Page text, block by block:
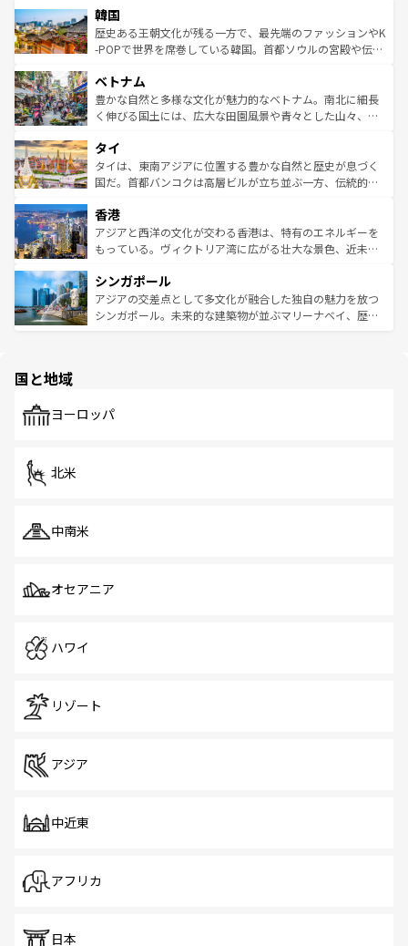
ワイを、存分に味わってほしい。 なお、新着のハワイ情報
はコンテンツ一覧を参照してほしい。
いる。アクティビティも充実しており、サーフィンやダイ
ビング、ハイキングなど、アウトドア好きにはたまらな
い。オーストラリアの多彩な魅力を存分に味わいつくそ
参照してほしい。
ン）、静ひつな山岳地帯である台湾東部など、都市の喧騒
と山間の静けさが共存しており、訪れる人に新しい発見と
驚きをもたらしてくれる。また、奥深い台湾の食文化も魅
容にもいいと評判のスイーツなど、バラエティ豊かな料理
が味わえる。 なお、新着の台湾情報は コンテンツ一覧を参
照してほしい。
韓国
歴史ある王朝文化が残る一方で、最先端のファッションやK
-POPで世界を席巻している韓国。首都ソウルの宮殿や伝統
き、地方に足を延ばせば四季折々の自然美を楽しむことが
できる。そして、キムチや焼肉、絶品のストリートフード
まで、さまざまな韓国料理が待っている。夜には、韓国な
リティに包まれながら、韓国の多彩な魅力を心ゆくまで味
わってみてほしい。 なお、新着の韓国情報はコンテンツ一
覧を参照してほしい。
ベトナム
豊かな自然と多様な文化が魅力的なベトナム。南北に細長
く伸びる国土には、広大な田園風景や青々とした山々、世
急速な発展と共に伝統が息づく。ハノイの古い町並みやホ
ーチミン市のフランス統治時代の建物も、独特の雰囲気を
醸し出している。また、バラエティの豊かさとおいしさで
とつ。フォーやバインミー、ベトナムコーヒーなどは、ぜ
ひ現地で味わいたい。どの地域を訪れてもあたたかい人々
が旅行者を迎えてくれるので、きっと忘れられない旅にな
参照してほしい。
タイ
タイは、東南アジアに位置する豊かな自然と歴史が息づく
国だ。首都バンコクは高層ビルが立ち並ぶ一方、伝統的な
の活気が交差している。北部ではチェンマイなどの山岳地
帯で自然と触れ合い、南部ではプーケットやクラビの美し
いビーチでリゾート気分を楽しむことができる。タイ料理
激する。気候は一年中温暖で、どの季節にも異なる楽しみ
が待っている。親しみやすいタイの人々、仏教を中心とし
た文化、そして多様な観光資源が、訪れる旅人を魅了し続
香港
アジアと西洋の文化が交わる香港は、特有のエネルギーを
もっている。ヴィクトリア湾に広がる壮大な景色、近未来
み、どこを訪れても感動するはず。観光スポットが密集し
ており、効率よく見どころを回れるのも魅力。息をのむよ
うな絶景から文化的な体験まで、香港を存分に楽しみ尽く
シンガポール
アジアの交差点として多文化が融合した独自の魅力を放つ
シンガポール。未来的な建築物が並ぶマリーナベイ、歴史
で、ホーカーズは地元の風情を楽しめる外せないスポット
国と地域
ヨーロッパ
北米
中南米
オセアニア
ハワイ
リゾート
アジア
中近東
アフリカ
日本